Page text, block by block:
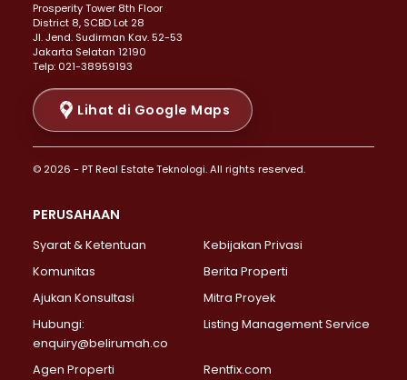
Properti Dijual di Menteng >
Properti Dijual di Senen >
Properti Dijual di Tanah Abang >
Properti Dijual di Cikini >
Properti Dijual di Kramat >
Properti Dijual di Pasar Baru >
Properti Dijual di Bendungan Hilir >
Properti Dijual di Jakarta Selatan >
Properti Dijual di Lebak Bulus >
Properti Dijual di Gandaria Selatan >
Properti Dijual di Pondok Labu >
Properti Dijual di Lenteng Agung >
Properti Dijual di Senayan >
Properti Dijual di Pondok Pinang >
Prosperity Tower 8th Floor
District 8, SCBD Lot 28
JI. Jend. Sudirman Kav. 52-53
Jakarta Selatan 12190
Telp: 021-38959193
Lihat di Google Maps
© 2026 - PT Real Estate Teknologi. All rights reserved.
PERUSAHAAN
Syarat & Ketentuan
Kebijakan Privasi
Komunitas
Berita Properti
Ajukan Konsultasi
Mitra Proyek
Hubungi:
enquiry@belirumah.co
Listing Management Service
Agen Properti Rentfix.com